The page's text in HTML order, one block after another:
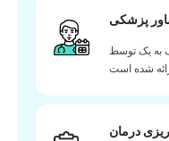
پزشکی
به یک توسط
شده است
درمان